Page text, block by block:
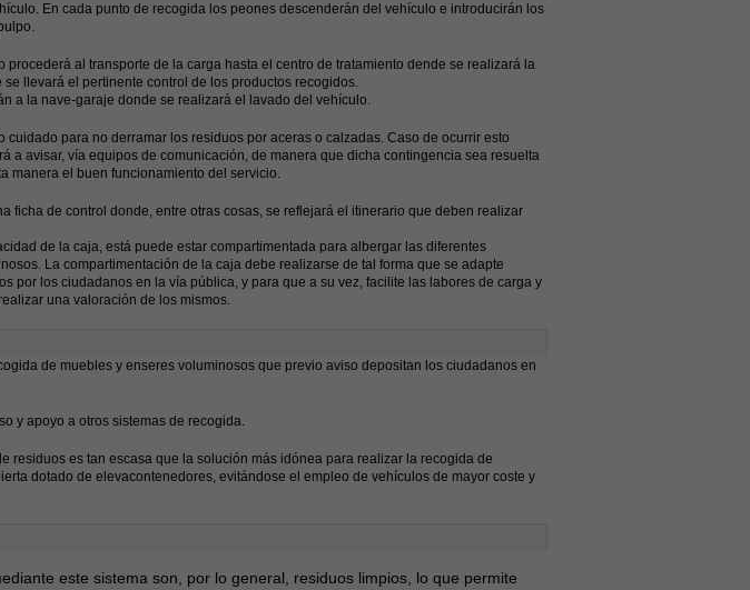
En cada punto de recogida los peones descenderán del vehículo e introducirán los
al transporte de la carga hasta el centro de tratamiento dende se realizará la
llevará el pertinente control de los productos recogidos.
a la nave-garaje donde se realizará el lavado del vehículo.
cuidado para no derramar los residuos por aceras o calzadas. Caso de ocurrir esto
a avisar, vía equipos de comunicación, de manera que dicha contingencia sea resuelta
manera el buen funcionamiento del servicio.
ficha de control donde, entre otras cosas, se reflejará el itinerario que deben realizar
de la caja, está puede estar compartimentada para albergar las diferentes
La compartimentación de la caja debe realizarse de tal forma que se adapte
por los ciudadanos en la vía pública, y para que a su vez, facilite las labores de carga y
una valoración de los mismos.
de muebles y enseres voluminosos que previo aviso depositan los ciudadanos en
y apoyo a otros sistemas de recogida.
residuos es tan escasa que la solución más idónea para realizar la recogida de
dotado de elevacontenedores, evitándose el empleo de vehículos de mayor coste y
este sistema son, por lo general, residuos limpios, lo que permite